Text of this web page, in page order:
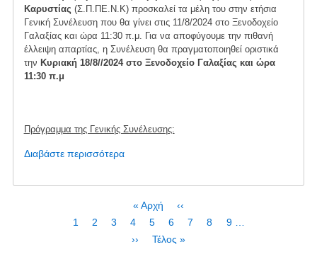
Καρυστίας (Σ.Π.ΠΕ.Ν.Κ) προσκαλεί τα μέλη του στην ετήσια
Γενική Συνέλευση που θα γίνει στις 11/8/2024 στο Ξενοδοχείο
Γαλαξίας και ώρα 11:30 π.μ. Για να αποφύγουμε την πιθανή
έλλειψη απαρτίας, η Συνέλευση θα πραγματοποιηθεί οριστικά
την Κυριακή 18/8//2024 στο Ξενοδοχείο Γαλαξίας και ώρα
11:30 π.μ
Πρόγραμμα της Γενικής Συνέλευσης:
Διαβάστε περισσότεραγια
Γενική
ΣΠΠΕΝΚ
Κυριακή
18/8,
First
page
« Αρχή
Προηγούμενη
σελίδα
‹‹
Page
1
Τρέχουσα
2 Page
3 Page
4 Page
5 Page
6 Page
7 Page
8 Page
9
Next
››
Last
Τέλος »